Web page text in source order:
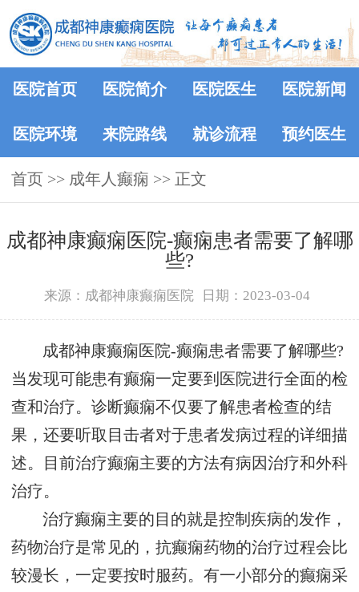
医院首页 医院简介 医院医生 医院新闻
医院环境 来院路线 就诊流程 预约医生
首页 >> 成年人癫痫 >> 正文
成都神康癫痫医院-癫痫患者需要了解哪
些?
来源：成都神康癫痫医院 日期：2023-03-04
成都神康癫痫医院-癫痫患者需要了解哪些?
当发现可能患有癫痫一定要到医院进行全面的检
查和治疗。诊断癫痫不仅要了解患者检查的结
果，还要听取目击者对于患者发病过程的详细描
述。目前治疗癫痫主要的方法有病因治疗和外科
治疗。
治疗癫痫主要的目的就是控制疾病的发作，
药物治疗是常见的，抗癫痫药物的治疗过程会比
较漫长，一定要按时服药。有一小部分的癫痫采